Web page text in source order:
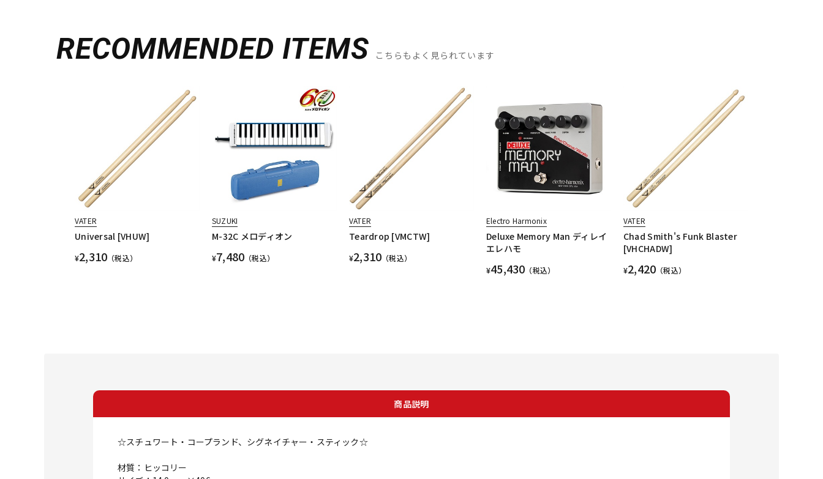
RECOMMENDED ITEMS こちらもよく見られています
VATER
Universal [VHUW]
¥2,310 （税込）
SUZUKI
M-32C メロディオン
¥7,480 （税込）
VATER
Teardrop [VMCTW]
¥2,310 （税込）
Electro Harmonix
Deluxe Memory Man ディレイ
エレハモ
¥45,430 （税込）
VATER
Chad Smith's Funk Blaster
[VHCHADW]
¥2,420 （税込）
商品説明
☆スチュワート・コープランド、シグネイチャー・スティック☆
材質：ヒッコリー